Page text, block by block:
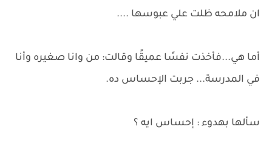
ان ملامحه ظلت علي عبوسها ....
أما هي...فأخذت نفسًا عميقًا وقالت: من وانا صغيره وأنا
في المدرسة... جربت الإحساس ده.
سألها بهدوء : إحساس ايه ؟